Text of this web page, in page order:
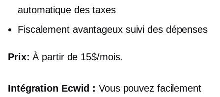
automatique des taxes
Fiscalement avantageuxsuivi des dépenses
Prix:À partir de 15$/mois.
Intégration Ecwid : Vous pouvez facilement